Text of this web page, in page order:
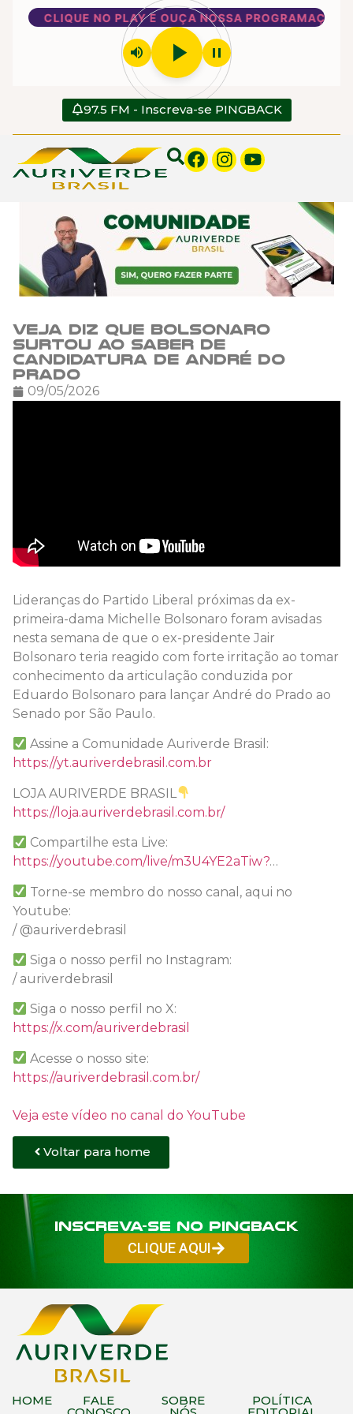
CLIQUE NO PLAY E OUÇA NOSSA PROGRAMAÇÃO
volume_up play_arrow pause
97.5 FM - Inscreva-se PINGBACK
Veja diz que Bolsonaro
surtou ao saber de
candidatura de André do
Prado
09/05/2026
Lideranças do Partido Liberal próximas da ex-
primeira-dama Michelle Bolsonaro foram avisadas
nesta semana de que o ex-presidente Jair
Bolsonaro teria reagido com forte irritação ao tomar
conhecimento da articulação conduzida por
Eduardo Bolsonaro para lançar André do Prado ao
Senado por São Paulo.
Assine a Comunidade Auriverde Brasil:
https://yt.auriverdebrasil.com.br
LOJA AURIVERDE BRASIL
https://loja.auriverdebrasil.com.br/
Compartilhe esta Live:
https://youtube.com/live/m3U4YE2aTiw?…
Torne-se membro do nosso canal, aqui no
Youtube:
/ @auriverdebrasil
Siga o nosso perfil no Instagram:
/ auriverdebrasil
Siga o nosso perfil no X:
https://x.com/auriverdebrasil
Acesse o nosso site:
https://auriverdebrasil.com.br/
Veja este vídeo no canal do YouTube
Voltar para home
Inscreva-se no PINGBACK
CLIQUE AQUI
HOME FALE SOBRE POLÍTICA